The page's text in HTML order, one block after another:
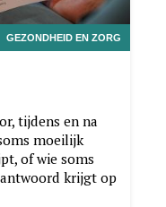
GEZONDHEID EN ZORG
tijdens en na
moeilijk
of wie soms
krijgt op